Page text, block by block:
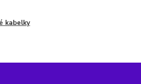
kabelky